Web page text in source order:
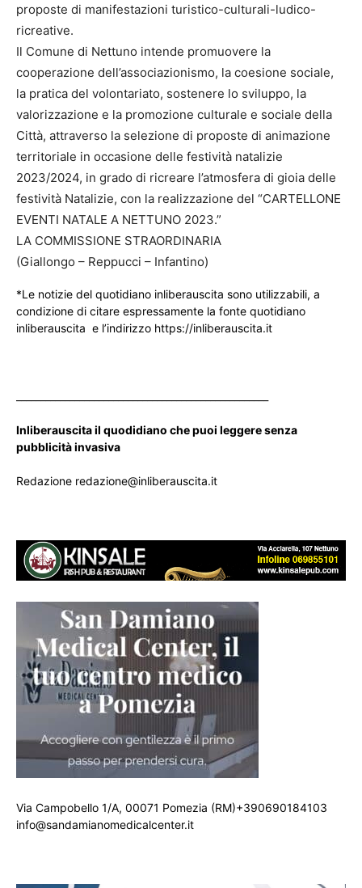
proposte di manifestazioni turistico-culturali-ludico-
ricreative.
Il Comune di Nettuno intende promuovere la
cooperazione dell’associazionismo, la coesione sociale,
la pratica del volontariato, sostenere lo sviluppo, la
valorizzazione e la promozione culturale e sociale della
Città, attraverso la selezione di proposte di animazione
territoriale in occasione delle festività natalizie
2023/2024, in grado di ricreare l’atmosfera di gioia delle
festività Natalizie, con la realizzazione del “CARTELLONE
EVENTI NATALE A NETTUNO 2023.”
LA COMMISSIONE STRAORDINARIA
(Giallongo – Reppucci – Infantino)
*Le notizie del quotidiano inliberauscita sono utilizzabili, a
condizione di citare espressamente la fonte quotidiano
inliberauscita e l’indirizzo https://inliberauscita.it
Inliberauscita il quodidiano che puoi leggere senza
pubblicità invasiva
Redazione redazione@inliberauscita.it
Via Campobello 1/A, 00071 Pomezia (RM)+390690184103
info@sandamianomedicalcenter.it